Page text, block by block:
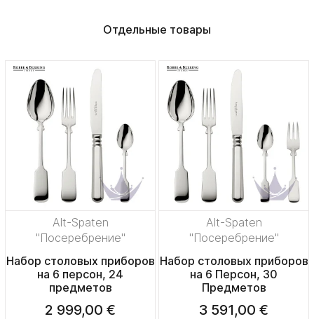
Отдельные товары
Alt-Spaten
"Посеребрение"
Набор столовых приборов
на 6 персон, 24
предметов
2 999,00 €
Alt-Spaten
"Посеребрение"
Набор столовых приборов
на 6 Персон, 30
Предметов
3 591,00 €